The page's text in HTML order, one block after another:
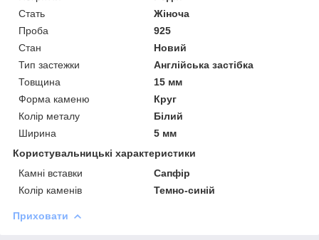
Стать
Жіноча
Проба
925
Стан
Новий
Тип застежки
Англійська застібка
Товщина
15 мм
Форма каменю
Круг
Колір металу
Білий
Ширина
5 мм
Користувальницькі характеристики
Камні вставки
Сапфір
Колір каменів
Темно-синій
Приховати